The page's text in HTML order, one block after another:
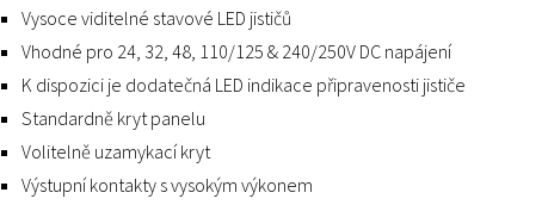
Vysoce viditelné stavové LED jističů
Vhodné pro 24, 32, 48, 110/125 & 240/250V DC napájení
K dispozici je dodatečná LED indikace připravenosti jističe
Standardně kryt panelu
Volitelně uzamykací kryt
Výstupní kontakty s vysokým výkonem